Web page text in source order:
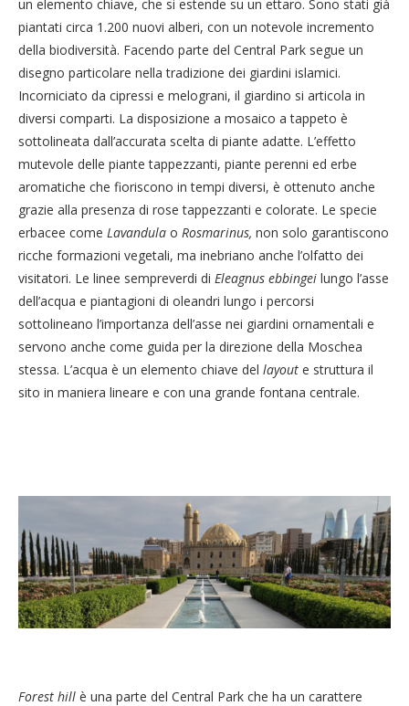
un elemento chiave, che si estende su un ettaro. Sono stati già
piantati circa 1.200 nuovi alberi, con un notevole incremento
della biodiversità. Facendo parte del Central Park segue un
disegno particolare nella tradizione dei giardini islamici.
Incorniciato da cipressi e melograni, il giardino si articola in
diversi comparti. La disposizione a mosaico a tappeto è
sottolineata dall’accurata scelta di piante adatte. L’effetto
mutevole delle piante tappezzanti, piante perenni ed erbe
aromatiche che fioriscono in tempi diversi, è ottenuto anche
grazie alla presenza di rose tappezzanti e colorate. Le specie
erbacee come Lavandula o Rosmarinus, non solo garantiscono
ricche formazioni vegetali, ma inebriano anche l’olfatto dei
visitatori. Le linee sempreverdi di Eleagnus ebbingei lungo l’asse
dell’acqua e piantagioni di oleandri lungo i percorsi
sottolineano l’importanza dell’asse nei giardini ornamentali e
servono anche come guida per la direzione della Moschea
stessa. L’acqua è un elemento chiave del layout e struttura il
sito in maniera lineare e con una grande fontana centrale.
Forest hill è una parte del Central Park che ha un carattere